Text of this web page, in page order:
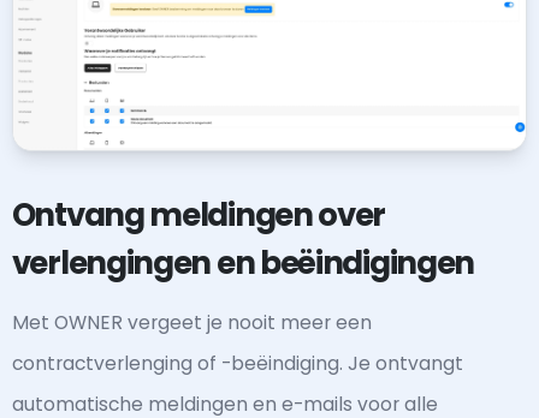
Ontvang meldingen over
verlengingen en beëindigingen
Met OWNER vergeet je nooit meer een
contractverlenging of -beëindiging. Je ontvangt
automatische meldingen en e-mails voor alle